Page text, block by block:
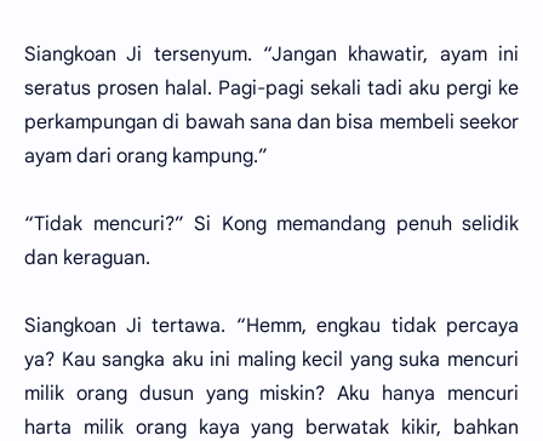
Siangkoan Ji tersenyum. “Jangan khawatir, ayam ini
seratus prosen halal. Pagi-pagi sekali tadi aku pergi ke
perkampungan di bawah sana dan bisa membeli seekor
ayam dari orang kampung.”
“Tidak mencuri?” Si Kong memandang penuh selidik
dan keraguan.
Siangkoan Ji tertawa. “Hemm, engkau tidak percaya
ya? Kau sangka aku ini maling kecil yang suka mencuri
milik orang dusun yang miskin? Aku hanya mencuri
harta milik orang kaya yang berwatak kikir, bahkan